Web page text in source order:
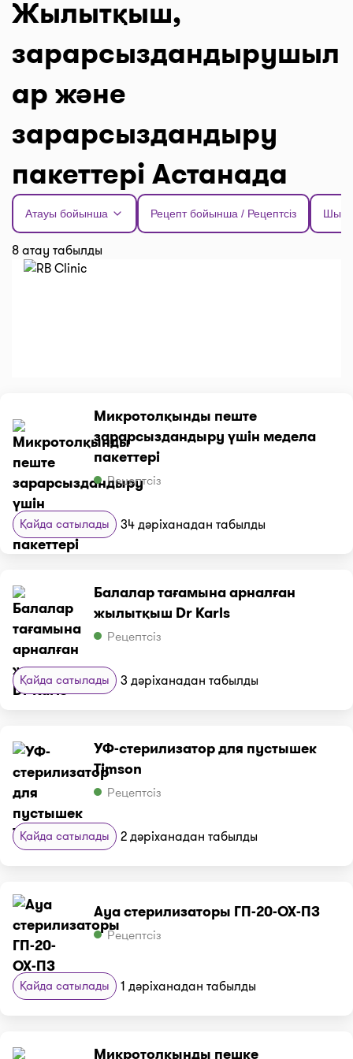
Жылытқыш,
зарарсыздандырушыл
ар және
зарарсыздандыру
пакеттері Астанада
Атауы бойынша Рецепт бойынша / Рецептсіз
8 атау табылды
Микротолқынды пеште
зарарсыздандыру үшін медела
пакеттері
Рецептсіз
Қайда сатылады 34 дәріханадан табылды
Балалар тағамына арналған
жылытқыш Dr Karls
Рецептсіз
Қайда сатылады 3 дәріханадан табылды
УФ-стерилизатор для пустышек
Timson
Рецептсіз
Қайда сатылады 2 дәріханадан табылды
Ауа стерилизаторы ГП-20-ОХ-ПЗ
Рецептсіз
Қайда сатылады 1 дәріханадан табылды
Микротолқынды пешке